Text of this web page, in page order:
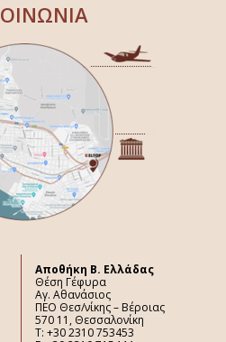
Aποθήκη Β. Ελλάδας
Θέση Γέφυρα
Αγ. Αθανάσιος
ΠΕΟ Θεσ/νίκης – Βέροιας
570 11, Θεσσαλονίκη
Τ: +30 2310 753453